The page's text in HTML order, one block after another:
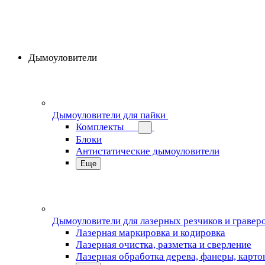
Дымоуловители
Дымоуловители для пайки
Комплекты
Блоки
Антистатические дымоуловители
Еще
Дымоуловители для лазерных резчиков и
Лазерная маркировка и кодировка
Лазерная очистка, разметка и сверление
Лазерная обработка дерева, фанеры,